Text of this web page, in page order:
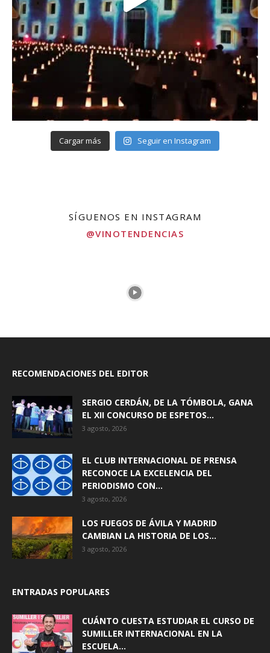
Cargar más Seguir en Instagram
SÍGUENOS EN INSTAGRAM
@VINOTENDENCIAS
RECOMENDACIONES DEL EDITOR
SERGIO CERDÁN, DE LA TÓMBOLA, GANA
EL XII CONCURSO DE ESPETOS...
3 agosto, 2026
EL CLUB INTERNACIONAL DE PRENSA
RECONOCE LA EXCELENCIA DEL
PERIODISMO CON...
3 agosto, 2026
LOS FUEGOS DE ÁVILA Y MADRID
CAMBIAN LA HISTORIA DE LOS...
3 agosto, 2026
ENTRADAS POPULARES
CUÁNTO CUESTA ESTUDIAR EL CURSO DE
SUMILLER INTERNACIONAL EN LA
ESCUELA...